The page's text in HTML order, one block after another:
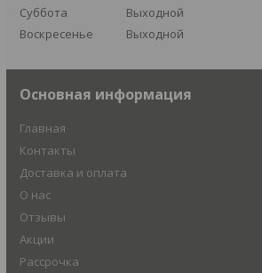
Суббота
Выходной
Воскресенье
Выходной
Основная информация
Главная
Контакты
Доставка и оплата
О нас
Отзывы
Акции
Рассрочка